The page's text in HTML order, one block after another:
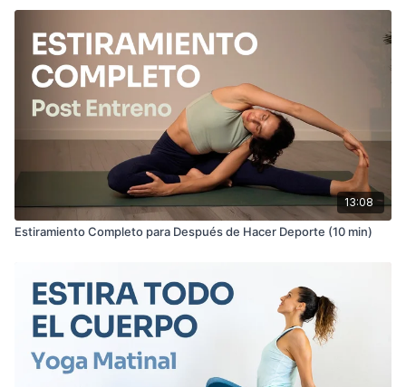
13:08
Estiramiento Completo para Después de Hacer Deporte (10 min)